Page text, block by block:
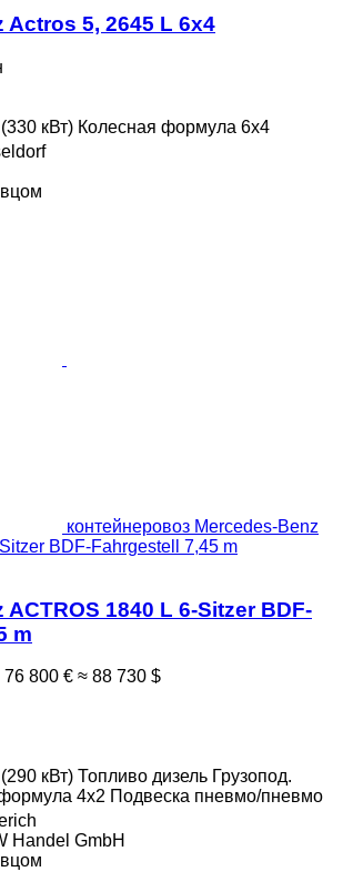
Actros 5, 2645 L 6x4
кВт) Колесная формула 6x4
контейнеровоз Mercedes-Benz
BDF-Fahrgestell 7,45 m
1840 L 6-Sitzer BDF-
m
76 800 € ≈ 88 730 $
кВт) Топливо дизель Грузопод.
4x2 Подвеска пневмо/пневмо
Handel GmbH